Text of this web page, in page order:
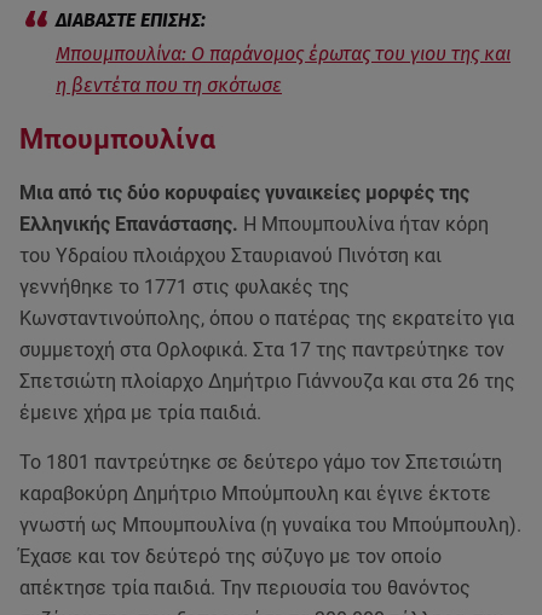
Μπουμπουλίνα: O παράνομος έρωτας του γιου της και
η βεντέτα που τη σκότωσε
Μπουμπουλίνα
Μια από τις δύο κορυφαίες γυναικείες μορφές της
Ελληνικής Επανάστασης. Η Μπουμπουλίνα ήταν κόρη
του Υδραίου πλοιάρχου Σταυριανού Πινότση και
γεννήθηκε το 1771 στις φυλακές της
Κωνσταντινούπολης, όπου ο πατέρας της εκρατείτο για
συμμετοχή στα Ορλοφικά. Στα 17 της παντρεύτηκε τον
Σπετσιώτη πλοίαρχο Δημήτριο Γιάννουζα και στα 26 της
έμεινε χήρα με τρία παιδιά.
Το 1801 παντρεύτηκε σε δεύτερο γάμο τον Σπετσιώτη
καραβοκύρη Δημήτριο Μπούμπουλη και έγινε έκτοτε
γνωστή ως Μπουμπουλίνα (η γυναίκα του Μπούμπουλη).
Έχασε και τον δεύτερό της σύζυγο με τον οποίο
απέκτησε τρία παιδιά. Την περιουσία του θανόντος